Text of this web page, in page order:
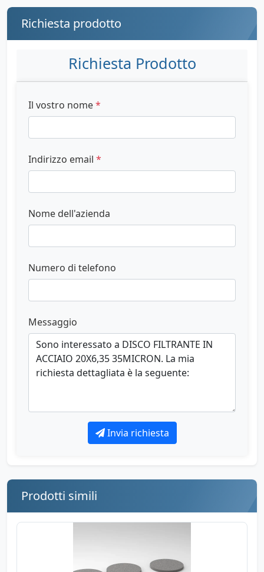
Richiesta prodotto
Richiesta Prodotto
Il vostro nome*
Indirizzo email *
Nome dell'azienda
Numero di telefono
Messaggio
Invia richiesta
Prodotti simili